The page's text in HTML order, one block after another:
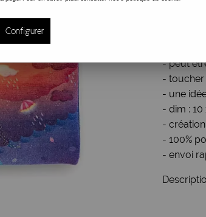
Réf. :
Petit
-
-
- peut
- toucher
- une
- dim : 10
-
- 100%
- envoi
Configurer